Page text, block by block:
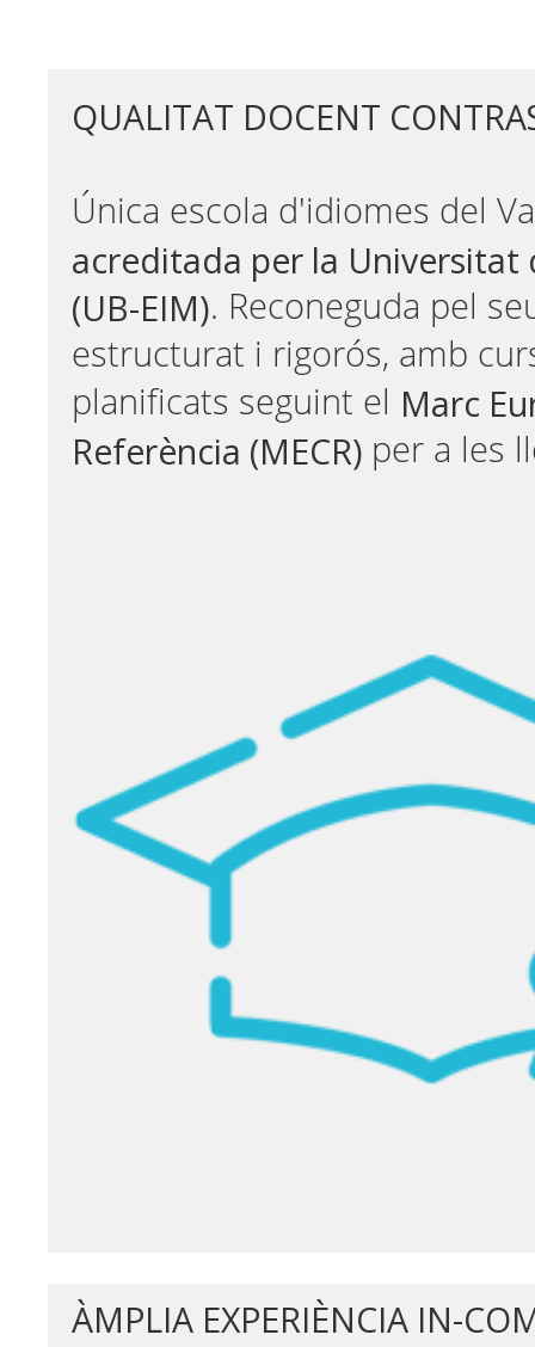
QUALITAT DOCENT
Única escola d'idiomes del
acreditada per la Universitat
(UB-EIM). Reconeguda pel
estructurat i rigorós, amb
planificats seguint el Marc
Referència (MECR) per a les
ÀMPLIA EXPERIÈNCIA IN-